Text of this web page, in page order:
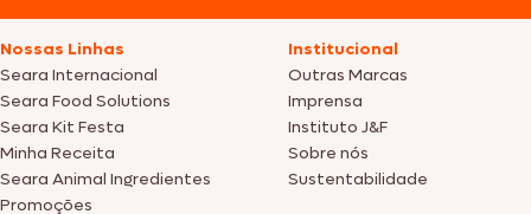
Nossas Linhas
Seara Internacional
Seara Food Solutions
Seara Kit Festa
Minha Receita
Seara Animal Ingredientes
Promoções
Institucional
Outras Marcas
Imprensa
Instituto J&F
Sobre nós
Sustentabilidade